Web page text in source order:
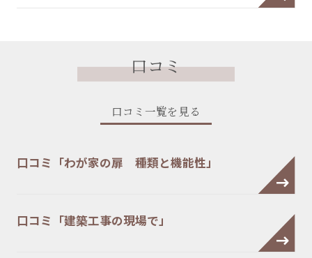
口コミ
口コミ一覧を見る
口コミ「わが家の扉 種類と機能性」
口コミ「建築工事の現場で」